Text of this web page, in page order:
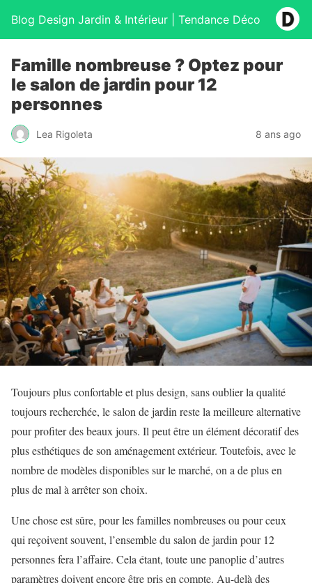
Blog Design Jardin & Intérieur | Tendance Déco
Famille nombreuse ? Optez pour
le salon de jardin pour 12
personnes
Lea Rigoleta 8 ans ago
Toujours plus confortable et plus design, sans oublier la qualité
toujours recherchée, le salon de jardin reste la meilleure alternative
pour profiter des beaux jours. Il peut être un élément décoratif des
plus esthétiques de son aménagement extérieur. Toutefois, avec le
nombre de modèles disponibles sur le marché, on a de plus en
plus de mal à arrêter son choix.
Une chose est sûre, pour les familles nombreuses ou pour ceux
qui reçoivent souvent, l’ensemble du salon de jardin pour 12
personnes fera l’affaire. Cela étant, toute une panoplie d’autres
paramètres doivent encore être pris en compte. Au-delà des